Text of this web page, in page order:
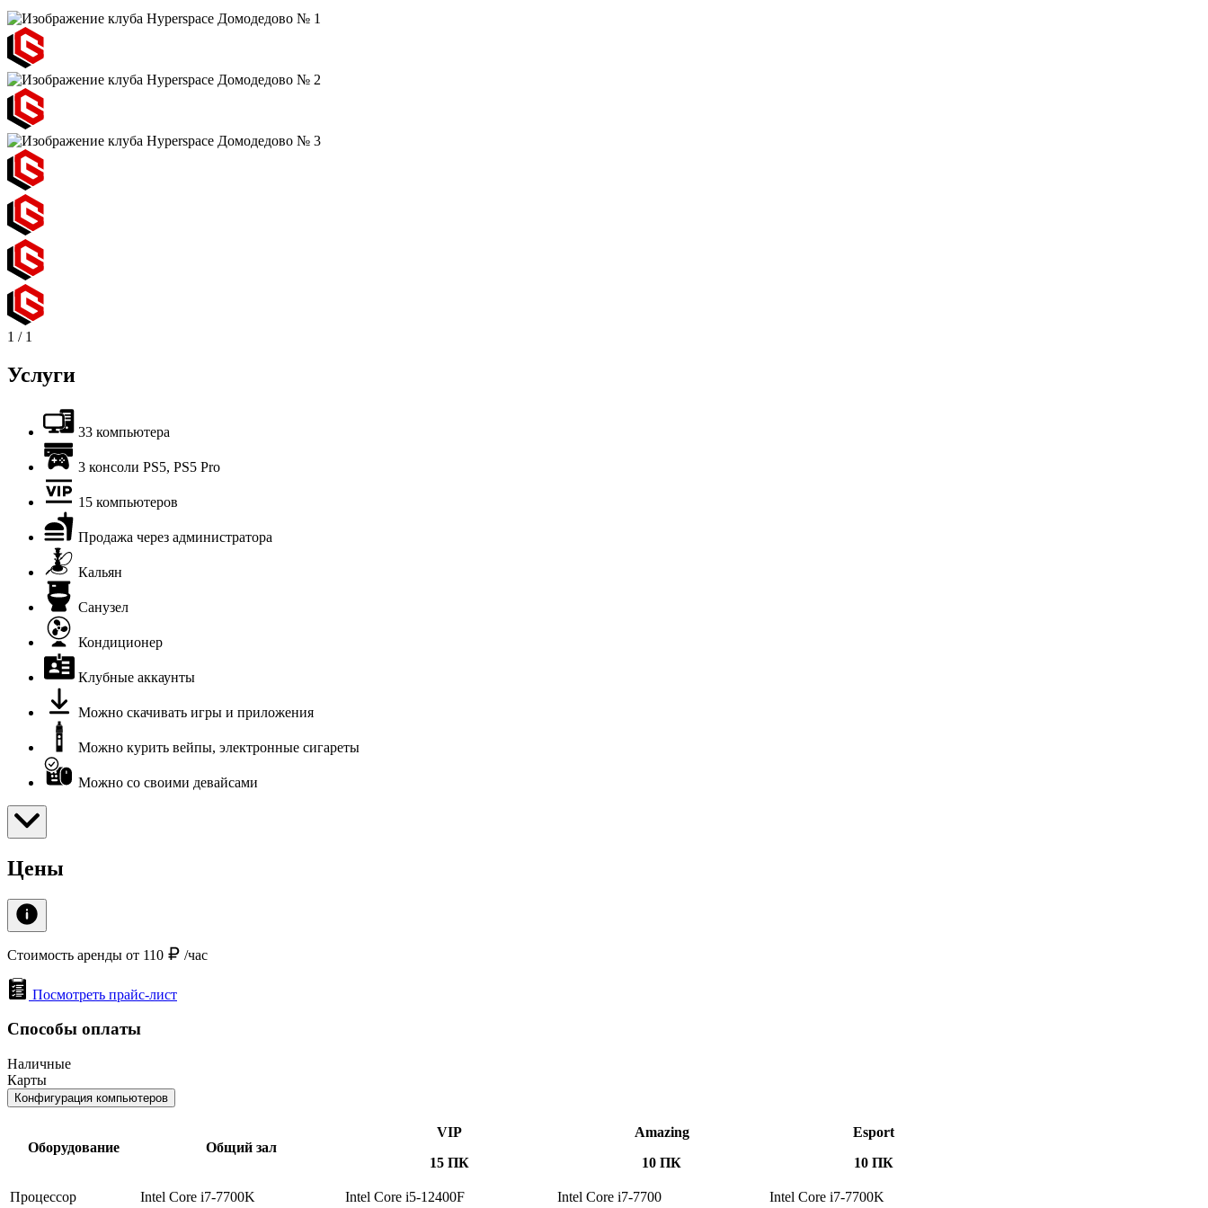
1 / 1
Услуги
33 компьютера
3 консоли PS5, PS5 Pro
15 компьютеров
Продажа через администратора
Кальян
Санузел
Кондиционер
Клубные аккаунты
Можно скачивать игры и приложения
Можно курить вейпы, электронные сигареты
Можно со своими девайсами
Цены
Стоимость аренды от 110 /час
Посмотреть прайс-лист
Способы оплаты
Наличные
Карты
Конфигурация компьютеров
Оборудование Общий зал
VIP
15 ПК
Amazing
10 ПК
Esport
10 ПК
Процессор Intel Core i7-7700K Intel Core i5-12400F Intel Core i7-7700 Intel Core i7-7700K